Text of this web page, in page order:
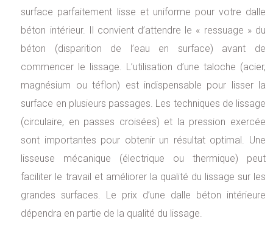
surface parfaitement lisse et uniforme pour votre dalle
béton intérieur. Il convient d’attendre le « ressuage » du
béton (disparition de l’eau en surface) avant de
commencer le lissage. L’utilisation d’une taloche (acier,
magnésium ou téflon) est indispensable pour lisser la
surface en plusieurs passages. Les techniques de lissage
(circulaire, en passes croisées) et la pression exercée
sont importantes pour obtenir un résultat optimal. Une
lisseuse mécanique (électrique ou thermique) peut
faciliter le travail et améliorer la qualité du lissage sur les
grandes surfaces. Le prix d’une dalle béton intérieure
dépendra en partie de la qualité du lissage.